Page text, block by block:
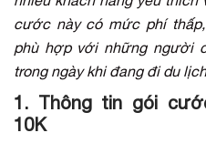
cước này có mức phí
phù hợp với những người
trong ngày khi đang đi du
1. Thông tin gói
10K